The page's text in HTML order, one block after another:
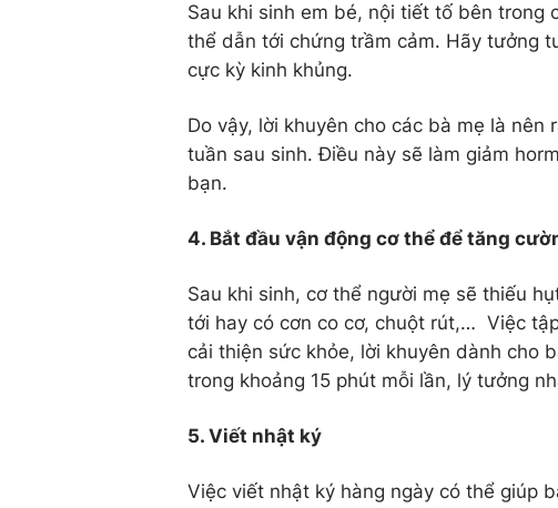
Sau khi sinh em bé, nội tiết tố bên
thể dẫn tới chứng trầm cảm. Hãy tưởng
cực kỳ kinh khủng.
Do vậy, lời khuyên cho các bà mẹ là
tuần sau sinh. Điều này sẽ làm giảm
bạn.
4. Bắt đầu vận động cơ thể để tăng
Sau khi sinh, cơ thể người mẹ sẽ thiếu
tới hay có cơn co cơ, chuột rút,… Việc
cải thiện sức khỏe, lời khuyên dành cho
trong khoảng 15 phút mỗi lần, lý tưởng
5. Viết nhật ký
Việc viết nhật ký hàng ngày có thể giúp